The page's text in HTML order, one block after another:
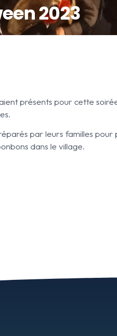
2023
présents pour cette
par leurs familles pour
dans le village.